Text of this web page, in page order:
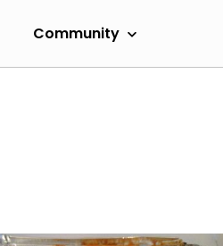
Community